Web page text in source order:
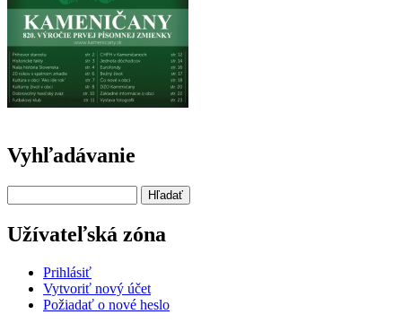
Vyhľadávanie
Užívateľská zóna
Prihlásiť
Vytvoriť nový účet
Požiadať o nové heslo